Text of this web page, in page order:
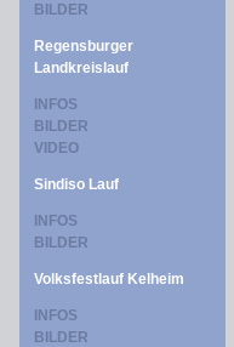
BILDER
Regensburger
Landkreislauf
INFOS
BILDER
VIDEO
Sindiso Lauf
INFOS
BILDER
Volksfestlauf Kelheim
INFOS
BILDER